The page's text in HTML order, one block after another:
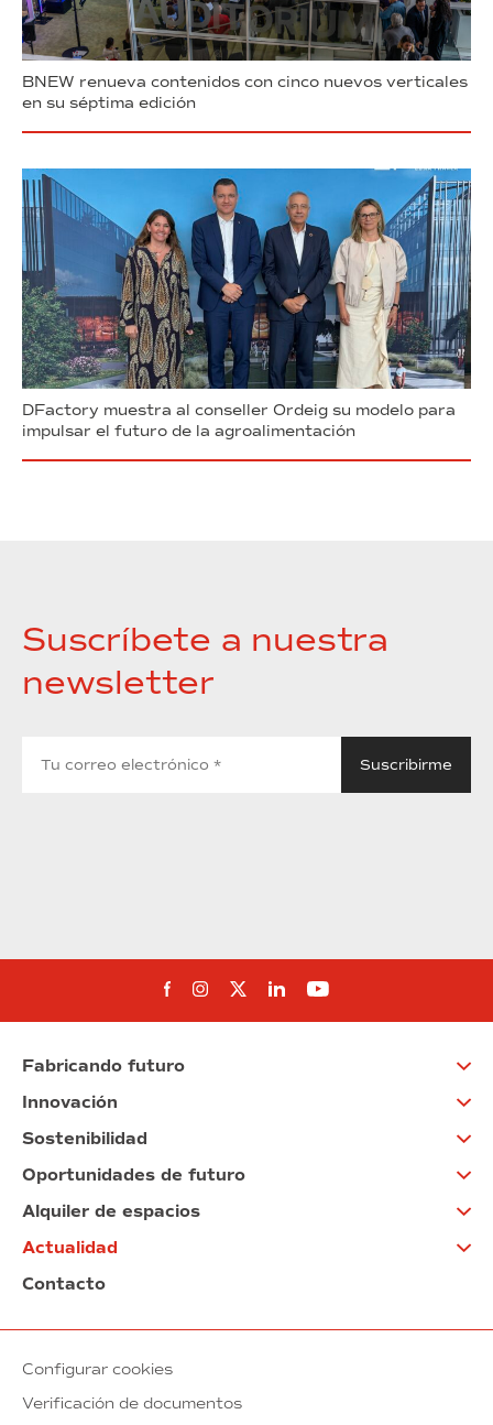
BNEW renueva contenidos con cinco nuevos verticales
en su séptima edición
DFactory muestra al conseller Ordeig su modelo para
impulsar el futuro de la agroalimentación
Suscríbete a nuestra
newsletter
Síguenos en Facebook
Síguenos en Instagram
Síguenos en Twitter
Síguenos en Linkedin
Síguenos en
Fabricando futuro
Innovación
Sostenibilidad
Oportunidades de futuro
Alquiler de espacios
Actualidad
Contacto
Configurar cookies
Verificación de documentos